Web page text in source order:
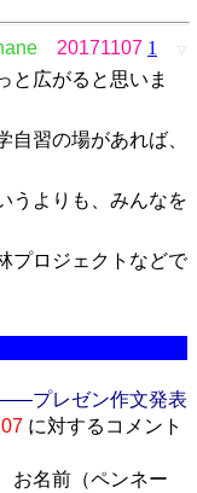
20171107 1 ▽
と広がると思いま
習の場があれば、
うよりも、みんなを
プロジェクトなどで
プレゼン作文発表
に対するコメント
名前（ペンネー